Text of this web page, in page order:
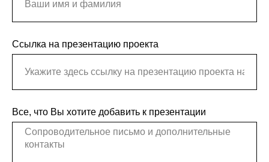
Ссылка на презентацию проекта
Все, что Вы хотите добавить к презентации